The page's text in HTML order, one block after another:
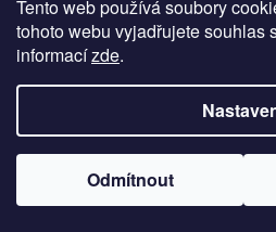
Tento web používá soubory
tohoto webu vyjadřujete souhlas
informacízde.
Odmítnout
Napište nám na WhatsApp
Vytvořil
Copyright 2026 AVENTO